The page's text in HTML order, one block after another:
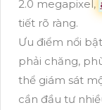
2.0 megapixel,
tiết rõ ràng.
Ưu điểm nổi
phải chăng,
thể giám sát
cần đầu tư